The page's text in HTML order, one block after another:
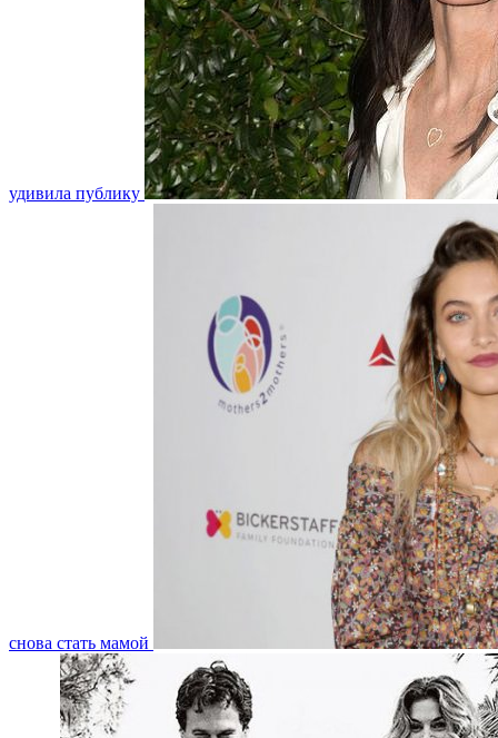
удивила публику
снова стать мамой